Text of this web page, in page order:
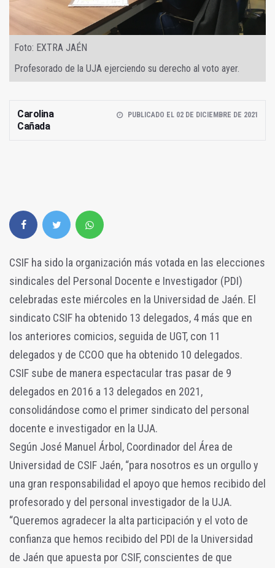
Foto: EXTRA JAÉN
Profesorado de la UJA ejerciendo su derecho al voto ayer.
Carolina
Cañada
PUBLICADO EL 02 DE DICIEMBRE DE 2021
CSIF ha sido la organización más votada en las elecciones
sindicales del Personal Docente e Investigador (PDI)
celebradas este miércoles en la Universidad de Jaén. El
sindicato CSIF ha obtenido 13 delegados, 4 más que en
los anteriores comicios, seguida de UGT, con 11
delegados y de CCOO que ha obtenido 10 delegados.
CSIF sube de manera espectacular tras pasar de 9
delegados en 2016 a 13 delegados en 2021,
consolidándose como el primer sindicato del personal
docente e investigador en la UJA.
Según José Manuel Árbol, Coordinador del Área de
Universidad de CSIF Jaén, “para nosotros es un orgullo y
una gran responsabilidad el apoyo que hemos recibido del
profesorado y del personal investigador de la UJA.
“Queremos agradecer la alta participación y el voto de
confianza que hemos recibido del PDI de la Universidad
de Jaén que apuesta por CSIF, conscientes de que